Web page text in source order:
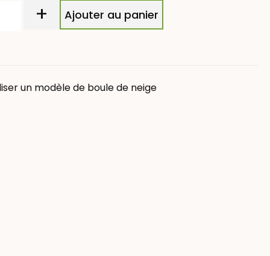
+ Ajouter au panier
un modèle de boule de neige